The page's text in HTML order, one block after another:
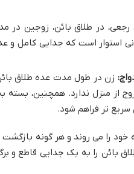
در طلاق بائن، زوجین در
استوار است که جدایی کامل و
زن در طول مدت عده طلاق
از منزل ندارد. همچنین،
سریع تر فراهم شود.
خود را می روند و هر گونه
بائن را به یک جدایی قاطع و